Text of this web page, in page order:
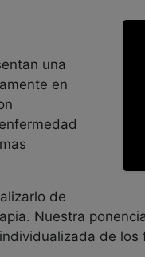
una
en
de
Nuestra
de